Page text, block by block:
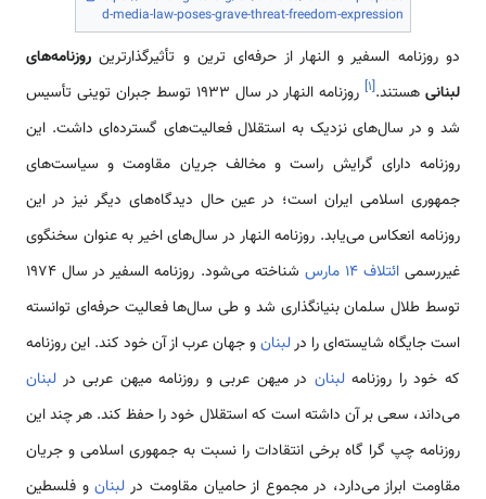
d-media-law-poses-grave-threat-freedom-expression
دو روزنامه السفیر و النهار از حرفه‌ای ترین و تأثیرگذارترین روزنامه‌های
لبنانی هستند.[۱]
روزنامه النهار در سال 1933 توسط جبران توینی تأسیس
شد و در سال‌های نزدیک به استقلال فعالیت‌های گسترده‌ای داشت. این
روزنامه دارای گرایش راست و مخالف جریان مقاومت و سیاست‌های
جمهوری اسلامی ایران است؛ در عین حال دیدگاه‌های دیگر نیز در این
روزنامه انعکاس می‌یابد. روزنامه النهار در سال‌های اخیر به عنوان سخنگوی
غیررسمیائتلاف 14 مارس
شناخته می‌شود. روزنامه السفیر در سال 1974
توسط طلال سلمان بنیانگذاری شد و طی سال‌ها فعالیت حرفه‌ای توانسته
است جایگاه شایسته‌ای را درلبنانو جهان عرب از آن خود کند. این روزنامه
که خود را روزنامهلبنان در میهن عربی و روزنامه میهن عربی در لبنان
می‌داند، سعی بر آن داشته است که استقلال خود را حفظ کند. هر چند این
روزنامه چپ گرا گاه برخی انتقادات را نسبت به جمهوری اسلامی و جریان
مقاومت ابراز می‌دارد، در مجموع از حامیان مقاومت در لبنانو فلسطین